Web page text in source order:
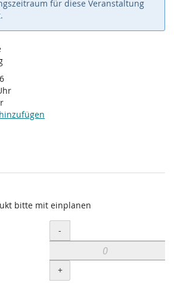
für diese Veranstaltung
bitte mit einplanen
Menge
-
+